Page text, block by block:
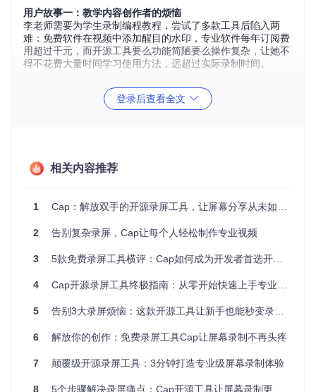
用户故事一：教学内容创作者的烦恼
李老师需要为学生录制编程教程，尝试了多款工具后陷入两
难：免费软件在视频中添加醒目的水印，专业软件每年订阅费
用超过千元，而开源工具要么功能简陋要么操作复杂，让她不
得不花费大量时间学习使用方法，远超过实际录制时间。
用户故事二：远程团队的协作障碍
张经理的团队分布在不同城市，每周需要录制产品更新演示。
商业软件的多设备授权成本高昂，且不同操作系统间的功能差
Cap如何颠覆传统录屏体验
开放，无时长限制、无水印、无功能阉割
供统一的操作界面和功能集，消除系统差异带来的困扰
本地优先架构：所有录制内容默认存储在本地设备，数据隐
私完全掌控，同时支持选择性云端备份
智能资源优化：采用先进的视频压缩算法，在保持画质的同
登录后查看全文
相关内容推荐
1 Cap：解放双手的开源录屏工具，让屏幕分享从未如此简单
2 告别复杂录屏，Cap让每个人轻松制作专业视频
3 5款免费录屏工具横评：Cap如何成为开发者首选开源方案
4 Cap开源录屏工具终极指南：从零开始快速上手专业级屏幕录制
5 告别3大录屏烦恼：这款开源工具让新手也能秒变录制高手
6 解放你的创作：免费录屏工具Cap让屏幕录制不再头疼
7 颠覆级开源录屏工具：3分钟打造专业级屏幕录制体验
8 5个步骤解决录屏痛点：Cap开源工具让屏幕录制更高效